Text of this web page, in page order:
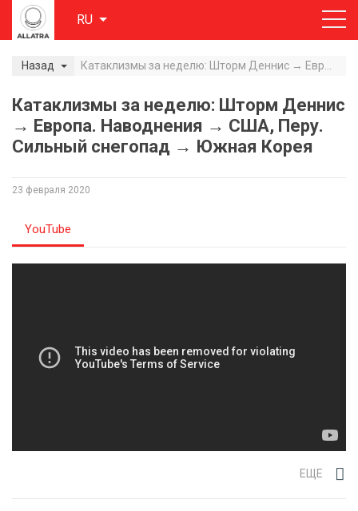
RU
Назад
Катаклизмы за неделю: Шторм Деннис
→ Европа. Наводнения → США, Перу.
Сильный снегопад → Южная Корея
23 февраля 2020
YouTube
ЕЩЕ